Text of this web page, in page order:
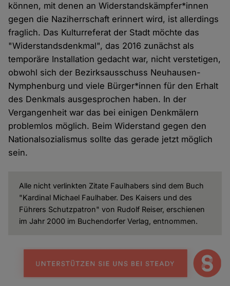
können, mit denen an Widerstandskämpfer*innen
gegen die Naziherrschaft erinnert wird, ist allerdings
fraglich. Das Kulturreferat der Stadt möchte das
"Widerstandsdenkmal", das 2016 zunächst als
temporäre Installation gedacht war, nicht verstetigen,
obwohl sich der Bezirksausschuss Neuhausen-
Nymphenburg und viele Bürger*innen für den Erhalt
des Denkmals ausgesprochen haben. In der
Vergangenheit war das bei einigen Denkmälern
problemlos möglich. Beim Widerstand gegen den
Nationalsozialismus sollte das gerade jetzt möglich
sein.
Alle nicht verlinkten Zitate Faulhabers sind dem Buch
"Kardinal Michael Faulhaber. Des Kaisers und des
Führers Schutzpatron" von Rudolf Reiser, erschienen
im Jahr 2000 im Buchendorfer Verlag, entnommen.